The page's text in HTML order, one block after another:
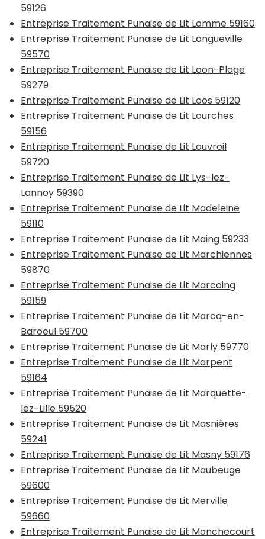
59126
Entreprise Traitement Punaise de Lit Lomme 59160
Entreprise Traitement Punaise de Lit Longueville
59570
Entreprise Traitement Punaise de Lit Loon-Plage
59279
Entreprise Traitement Punaise de Lit Loos 59120
Entreprise Traitement Punaise de Lit Lourches
59156
Entreprise Traitement Punaise de Lit Louvroil
59720
Entreprise Traitement Punaise de Lit Lys-lez-
Lannoy 59390
Entreprise Traitement Punaise de Lit Madeleine
59110
Entreprise Traitement Punaise de Lit Maing 59233
Entreprise Traitement Punaise de Lit Marchiennes
59870
Entreprise Traitement Punaise de Lit Marcoing
59159
Entreprise Traitement Punaise de Lit Marcq-en-
Baroeul 59700
Entreprise Traitement Punaise de Lit Marly 59770
Entreprise Traitement Punaise de Lit Marpent
59164
Entreprise Traitement Punaise de Lit Marquette-
lez-Lille 59520
Entreprise Traitement Punaise de Lit Masnières
59241
Entreprise Traitement Punaise de Lit Masny 59176
Entreprise Traitement Punaise de Lit Maubeuge
59600
Entreprise Traitement Punaise de Lit Merville
59660
Entreprise Traitement Punaise de Lit Monchecourt